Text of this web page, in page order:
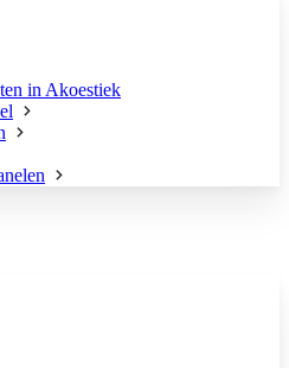
in Akoestiek